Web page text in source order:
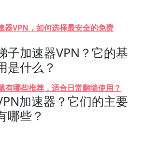
器VPN，如何选择最安全的免费
子加速器VPN？它的基
是什么？
有哪些推荐，适合日常翻墙使用？
加速器？它们的主要
哪些？